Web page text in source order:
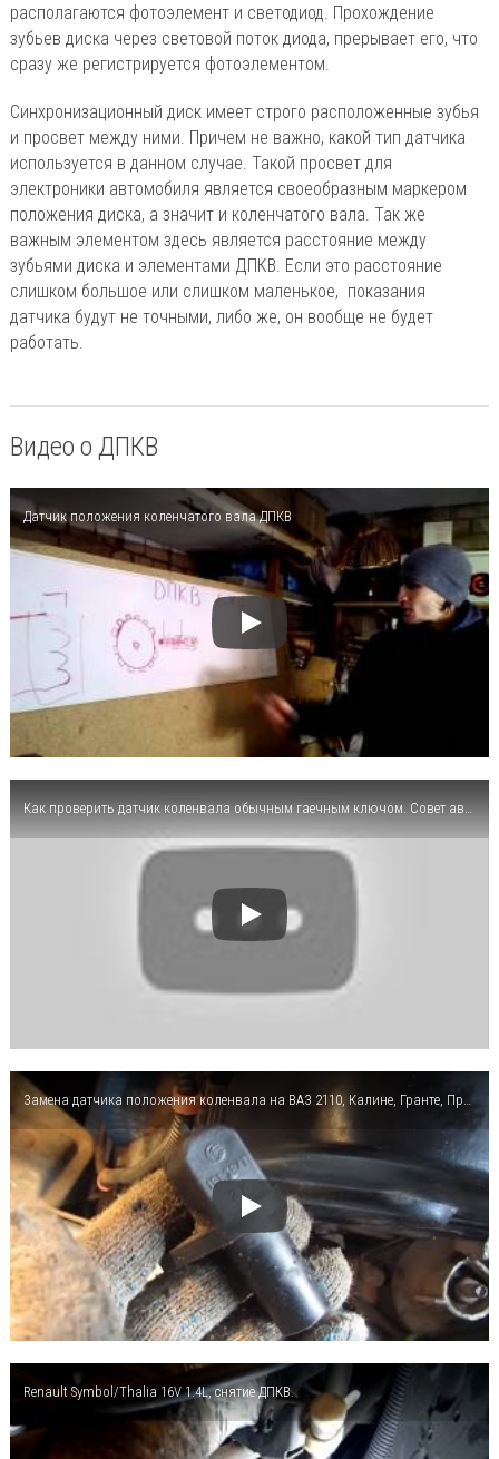
располагаются фотоэлемент и светодиод. Прохождение
зубьев диска через световой поток диода, прерывает его, что
сразу же регистрируется фотоэлементом.
Синхронизационный диск имеет строго расположенные зубья
и просвет между ними. Причем не важно, какой тип датчика
используется в данном случае. Такой просвет для
электроники автомобиля является своеобразным маркером
положения диска, а значит и коленчатого вала. Так же
важным элементом здесь является расстояние между
зубьями диска и элементами ДПКВ. Если это расстояние
слишком большое или слишком маленькое, показания
датчика будут не точными, либо же, он вообще не будет
работать.
Видео о ДПКВ
Датчик положения коленчатого вала ДПКВ
Renault Symbol/Thalia 16V 1.4L, снятие ДПКВ.